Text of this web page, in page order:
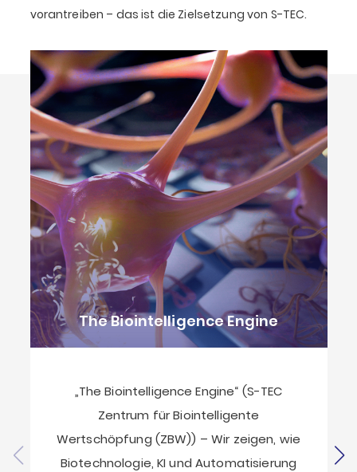
vorantreiben – das ist die Zielsetzung von S-TEC.
The Biointelligence Engine
„The Biointelligence Engine“ (S-TEC
Zentrum für Biointelligente
Wertschöpfung (ZBW)) – Wir zeigen, wie
Biotechnologie, KI und Automatisierung